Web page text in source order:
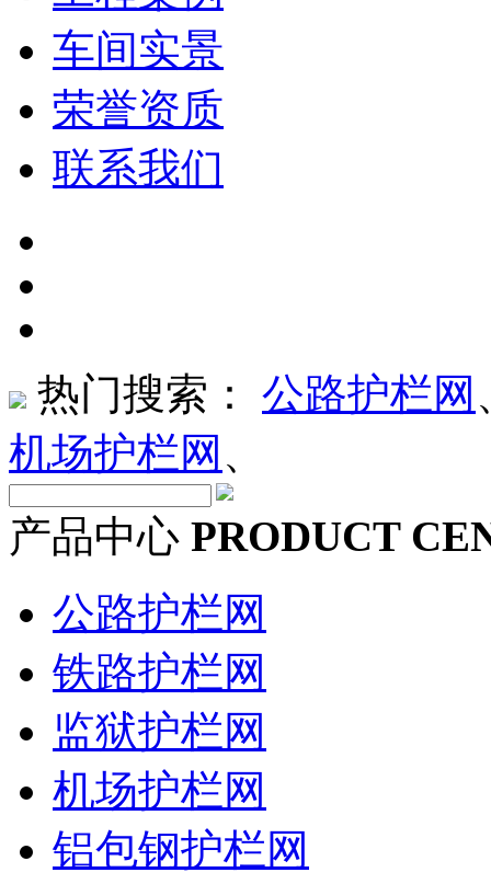
车间实景
荣誉资质
联系我们
热门搜索： 公路护栏网
机场护栏网 、
产品中心 PRODUCT
公路护栏网
铁路护栏网
监狱护栏网
机场护栏网
铝包钢护栏网